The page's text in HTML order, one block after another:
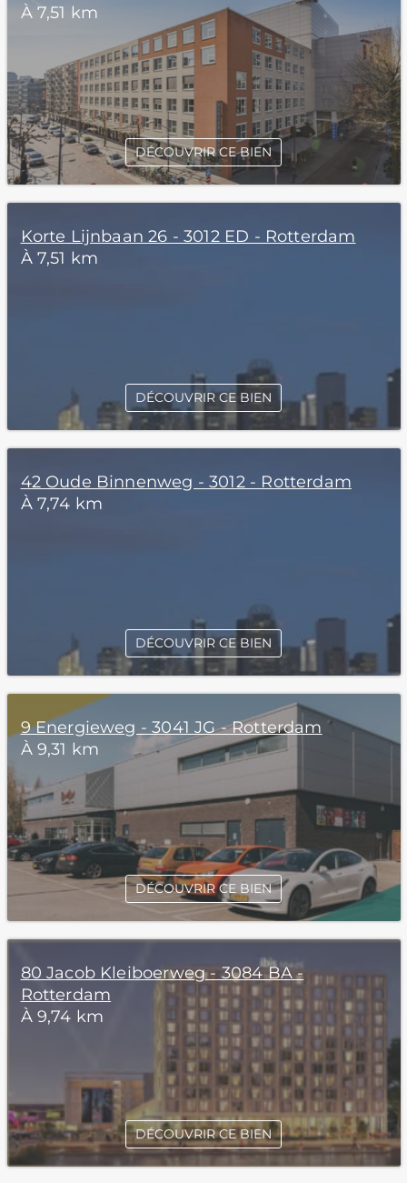
À 7,51 km
DÉCOUVRIR CE BIEN
Korte Lijnbaan 26 - 3012 ED - Rotterdam
À 7,51 km
DÉCOUVRIR CE BIEN
42 Oude Binnenweg - 3012 - Rotterdam
À 7,74 km
DÉCOUVRIR CE BIEN
9 Energieweg - 3041 JG - Rotterdam
À 9,31 km
DÉCOUVRIR CE BIEN
80 Jacob Kleiboerweg - 3084 BA -
Rotterdam
À 9,74 km
DÉCOUVRIR CE BIEN